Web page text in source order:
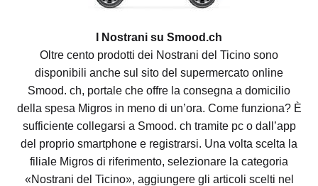
I Nostrani su Smood.ch
Oltre cento prodotti dei Nostrani del Ticino sono
disponibili anche sul sito del supermercato online
Smood. ch, portale che offre la consegna a domicilio
della spesa Migros in meno di un’ora. Come funziona? È
sufficiente collegarsi a Smood. ch tramite pc o dall’app
del proprio smartphone e registrarsi. Una volta scelta la
filiale Migros di riferimento, selezionare la categoria
«Nostrani del Ticino», aggiungere gli articoli scelti nel